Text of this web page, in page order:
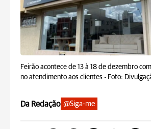
Feirão acontece de 13 à 18 de dezembro
no atendimento aos clientes - Foto:
Da Redação @Siga-me